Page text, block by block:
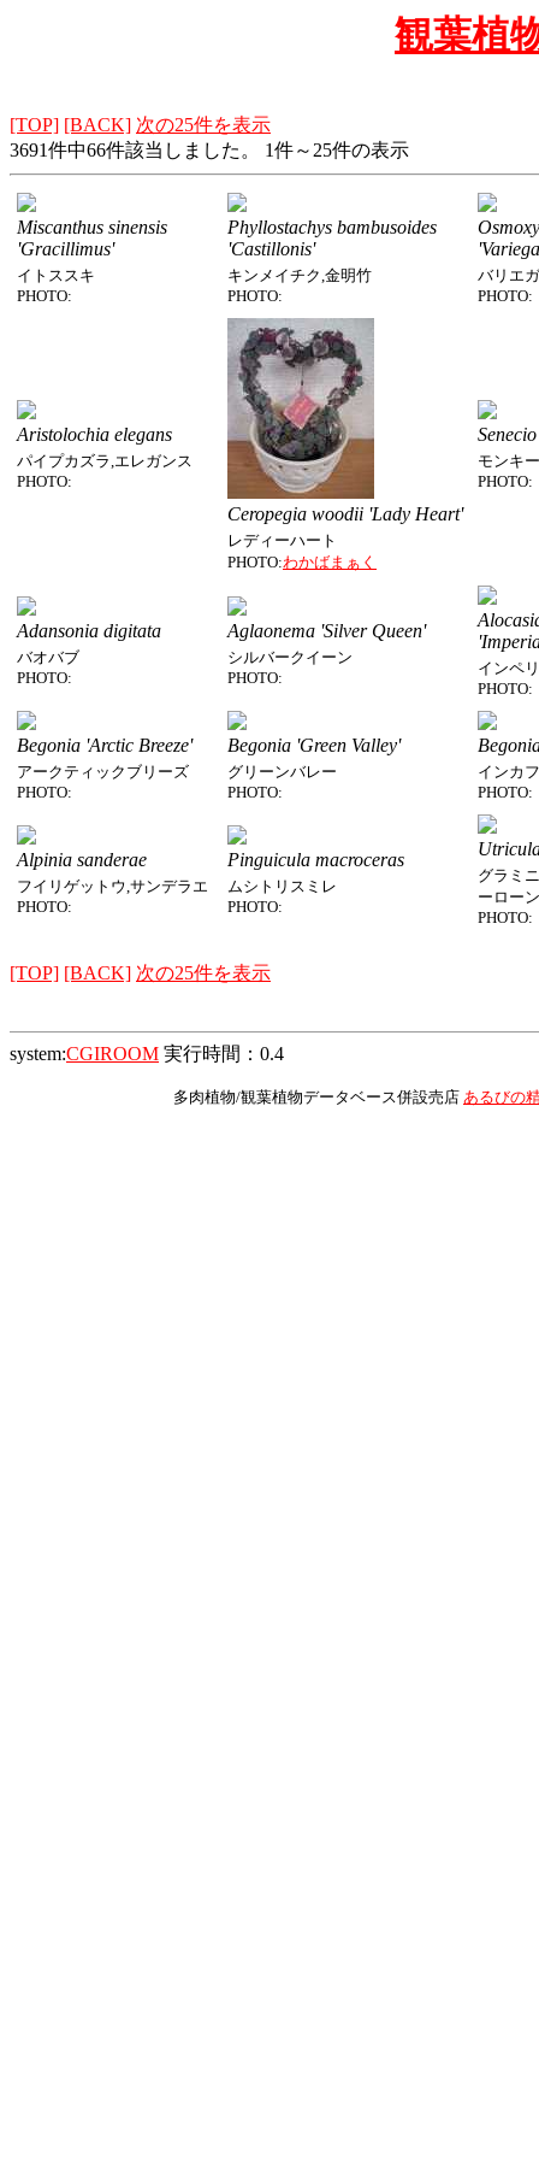
観葉植
[TOP] [BACK] 次の25件を表示
3691件中66件該当しました。 1件～25件の表示
Miscanthus sinensis
'Gracillimus'
イトススキ
PHOTO:
Phyllostachys bambusoides
'Castillonis'
キンメイチク,金明竹
PHOTO:
バリエ
PHOTO:
Aristolochia elegans
パイプカズラ,エレガンス
PHOTO:
Ceropegia woodii 'Lady Heart'
レディーハート
PHOTO:わかばまぁく
モンキ
PHOTO:
Adansonia digitata
バオバブ
PHOTO:
Aglaonema 'Silver Queen'
シルバークイーン
PHOTO:
インペ
PHOTO:
Begonia 'Arctic Breeze'
アークティックブリーズ
PHOTO:
Begonia 'Green Valley'
グリーンバレー
PHOTO:
インカ
PHOTO:
Alpinia sanderae
フイリゲットウ,サンデラエ
PHOTO:
Pinguicula macroceras
ムシトリスミレ
PHOTO:
グラミ
ーローン
PHOTO:
[TOP] [BACK] 次の25件を表示
system:CGIROOM 実行時間：0.4
多肉植物/観葉植物データベース併設売店 あるびの